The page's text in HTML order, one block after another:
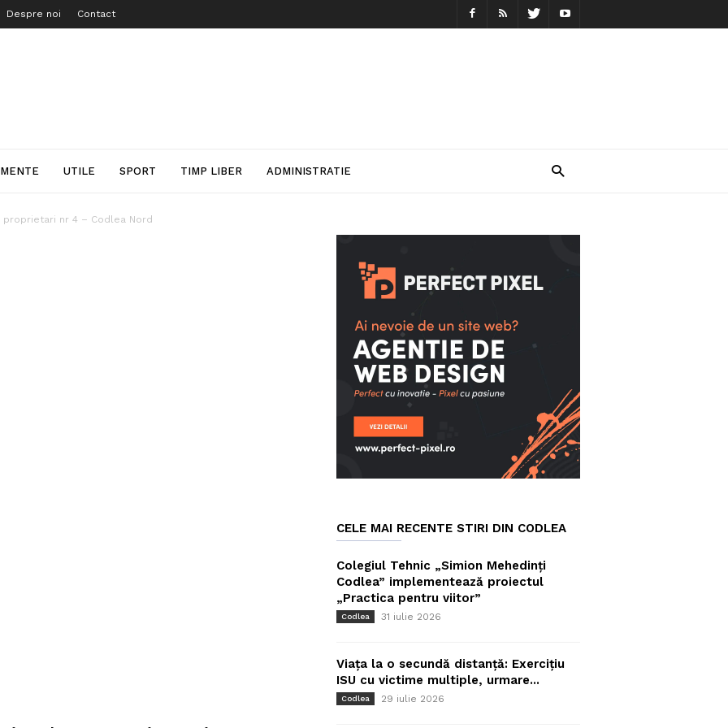
Despre noi Contact
UTILE SPORT TIMP LIBER ADMINISTRATIE
nr 4 – Codlea Nord
CELE MAI RECENTE STIRI DIN CODLEA
Colegiul Tehnic „Simion Mehedinți
Codlea” implementează proiectul
„Practica pentru viitor”
Codlea 31 iulie 2026
Viața la o secundă distanță: Exercițiu
ISU cu victime multiple, urmare...
Codlea 29 iulie 2026